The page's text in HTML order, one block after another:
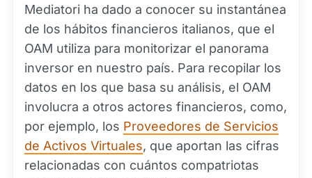
Mediatori ha dado a conocer su instantánea
de los hábitos financieros italianos, que el
OAM utiliza para monitorizar el panorama
inversor en nuestro país. Para recopilar los
datos en los que basa su análisis, el OAM
involucra a otros actores financieros, como,
por ejemplo, los Proveedores de Servicios
de Activos Virtuales, que aportan las cifras
relacionadas con cuántos compatriotas